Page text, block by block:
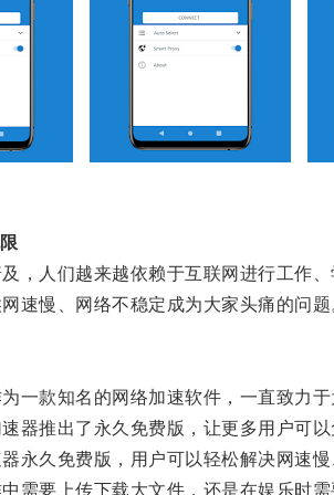
人们越来越依赖于互联网进行工作、
慢、网络不稳定成为大家头痛的问题
款知名的网络加速软件，一直致力于
推出了永久免费版，让更多用户可以
久免费版，用户可以轻松解决网速慢
要上传下载大文件，还是在娱乐时需